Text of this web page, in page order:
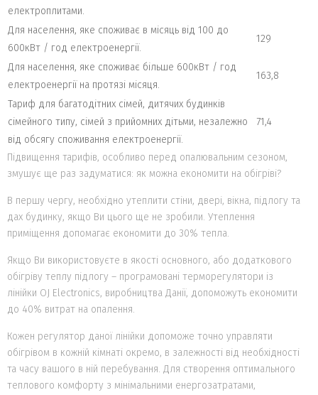
електроплитами.
Для населення, яке споживає в місяць від 100 до
600кВт / год електроенергії.
129
Для населення, яке споживає більше 600кВт / год
електроенергії на протязі місяця.
163,8
Тариф для багатодітних сімей, дитячих будинків
сімейного типу, сімей з прийомних дітьми, незалежно
від обсягу споживання електроенергії.
71,4
Підвищення тарифів, особливо перед опалювальним сезоном,
змушує ще раз задуматися: як можна економити на обігріві?
В першу чергу, необхідно утеплити стіни, двері, вікна, підлогу та
дах будинку, якщо Ви цього ще не зробили. Утеплення
приміщення допомагає економити до 30% тепла.
Якщо Ви використовуєте в якості основного, або додаткового
обігріву теплу підлогу – програмовані терморегулятори із
лінійки OJ Electronics, виробництва Данії, допоможуть економити
до 40% витрат на опалення.
Кожен регулятор даної лінійки допоможе точно управляти
обігрівом в кожній кімнаті окремо, в залежності від необхідності
та часу вашого в ній перебування. Для створення оптимального
теплового комфорту з мінімальними енергозатратами,